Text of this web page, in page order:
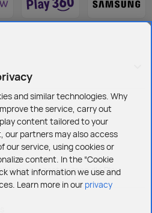
prawa zastrzeżone dla Play
and similar technologies. Why
the service, carry out
content tailored to your
partners may also access
our service, using cookies or
content. In the “Cookie
what information we use and
Learn more in our privacy